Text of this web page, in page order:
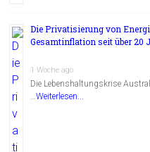
Die Privatisierung von
Gesamtinflation seit über 20
1 Woche ago
Die Lebenshaltungskrise
…Weiterlesen...